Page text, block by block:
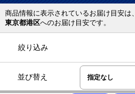
商品情報に表示されているお届け目安は、
東京都港区へのお届け目安です。
絞り込み
並び替え